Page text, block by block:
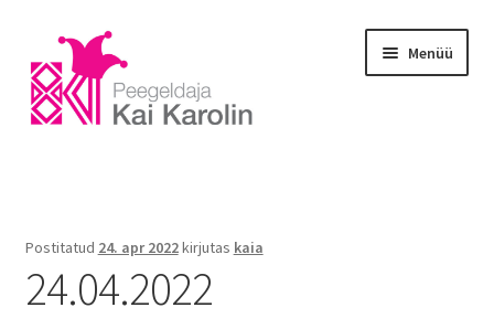
Menüü
E-portfoolio
Postitatud 24. apr 2022kirjutas kaia
24.04.2022